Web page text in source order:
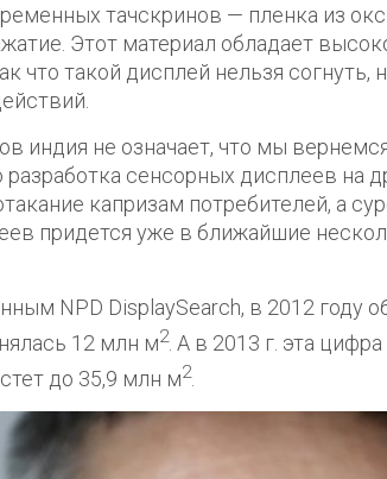
тачскринов — пленка из
Этот материал обладает
что такой дисплей нельзя согнуть,
индия не означает, что мы
разработка сенсорных дисплеев на
капризам потребителей, а
придется уже в ближайшие
NPD DisplaySearch, в 2012 году
12 млн м2. А в 2013 г. эта
до 35,9 млн м2.